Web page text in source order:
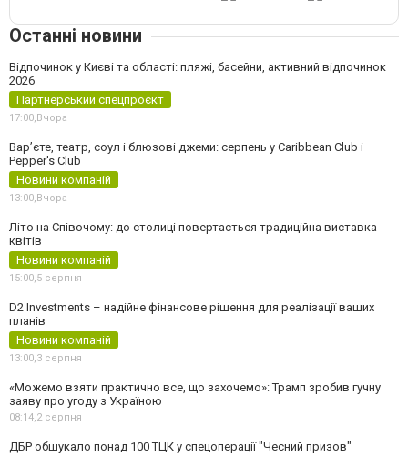
Останні новини
Відпочинок у Києві та області: пляжі, басейни, активний відпочинок
2026
Партнерський спецпроєкт
17:00,Вчора
Вар’єте, театр, соул і блюзові джеми: серпень у Caribbean Club і
Pepper's Club
Новини компаній
13:00,Вчора
Літо на Співочому: до столиці повертається традиційна виставка
квітів
Новини компаній
15:00,5 серпня
D2 Investments – надійне фінансове рішення для реалізації ваших
планів
Новини компаній
13:00,3 серпня
«Можемо взяти практично все, що захочемо»: Трамп зробив гучну
заяву про угоду з Україною
08:14,2 серпня
ДБР обшукало понад 100 ТЦК у спецоперації "Чесний призов"